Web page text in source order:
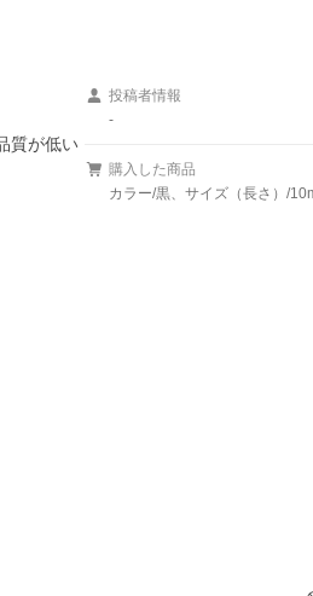
質が低い
投稿者情報
-
購入した商品
カラー/黒、サイズ（長さ）/